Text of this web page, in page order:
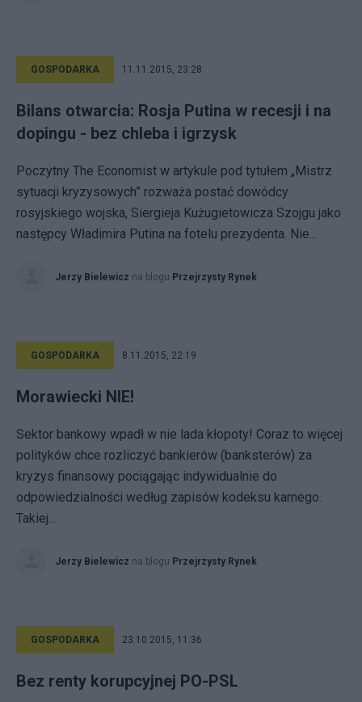
GOSPODARKA 11.11.2015, 23:28
Bilans otwarcia: Rosja Putina w recesji i na
dopingu - bez chleba i igrzysk
Poczytny The Economist w artykule pod tytułem „Mistrz
sytuacji kryzysowych” rozważa postać dowódcy
rosyjskiego wojska, Siergieja Kużugietowicza Szojgu jako
następcy Władimira Putina na fotelu prezydenta. Nie...
Jerzy Bielewicz na blogu Przejrzysty Rynek
GOSPODARKA 8.11.2015, 22:19
Morawiecki NIE!
Sektor bankowy wpadł w nie lada kłopoty! Coraz to więcej
polityków chce rozliczyć bankierów (banksterów) za
kryzys finansowy pociągając indywidualnie do
odpowiedzialności według zapisów kodeksu karnego.
Takiej...
Jerzy Bielewicz na blogu Przejrzysty Rynek
GOSPODARKA 23.10.2015, 11:36
Bez renty korupcyjnej PO-PSL